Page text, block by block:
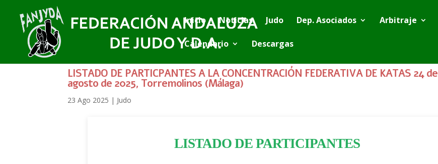
Inicio Noticias Judo Dep. Asociados Arbitraje
Calendario Descargas
LISTADO DE PARTICPANTES A LA CONCENTRACIÓN FEDERATIVA DE KATAS 24 de
agosto de 2025, Torremolinos (Málaga)
23 Ago 2025 | Judo
LISTADO DE PARTICIPANTES